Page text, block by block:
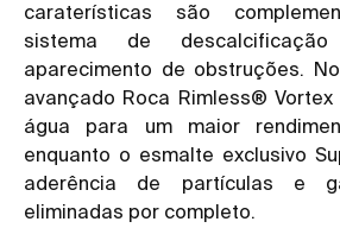
caraterísticas são
sistema de
aparecimento de obstruções.
avançado Roca Rimless®
água para um maior
enquanto o esmalte exclusivo
aderência de partículas e
eliminadas por completo.